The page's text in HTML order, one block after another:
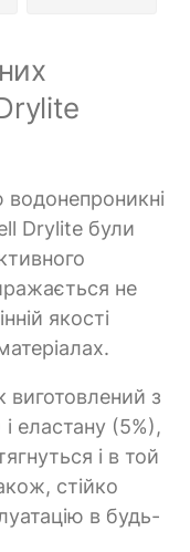
водонепроникні
Drylite були
не
якості
виготовлений з
еластану (5%),
і в той
стійко
в будь-